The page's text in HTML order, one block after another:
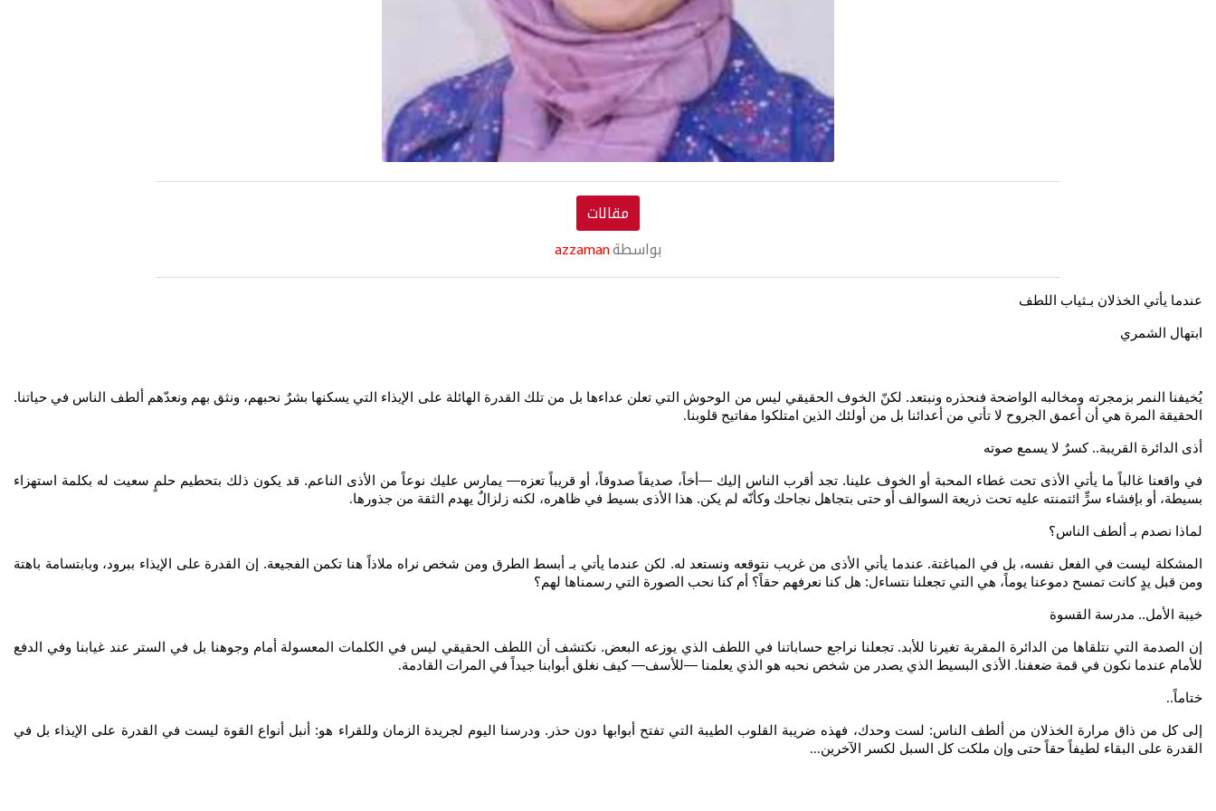
مقالات
بواسطةazzaman
عندما يأتي الخذلان بـثياب اللطف
ابتهال الشمري
يُخيفنا النمر بزمجرته ومخالبه الواضحة فنحذره ونبتعد. لكنّ الخوف الحقيقي ليس من الوحوش التي تعلن عداءها بل من تلك القدرة الهائلة على الإيذاء التي يسكنها بشرٌ نحبهم، ونثق بهم ونعدّهم ألطف الناس في حياتنا.
الحقيقة المرة هي أن أعمق الجروح لا تأتي من أعدائنا بل من أولئك الذين امتلكوا مفاتيح قلوبنا.
أذى الدائرة القريبة.. كسرٌ لا يسمع صوته
في واقعنا غالباً ما يأتي الأذى تحت غطاء المحبة أو الخوف علينا. تجد أقرب الناس إليك —أخاً، صديقاً صدوقاً، أو قريباً تعزه— يمارس عليك نوعاً من الأذى الناعم. قد يكون ذلك بتحطيم حلمٍ سعيت له بكلمة استهزاء
بسيطة، أو بإفشاء سرٍّ ائتمنته عليه تحت ذريعة السوالف أو حتى بتجاهل نجاحك وكأنّه لم يكن. هذا الأذى بسيط في ظاهره، لكنه زلزالٌ يهدم الثقة من جذورها.
لماذا نصدم بـ ألطف الناس؟
المشكلة ليست في الفعل نفسه، بل في المباغتة. عندما يأتي الأذى من غريب نتوقعه ونستعد له. لكن عندما يأتي بـ أبسط الطرق ومن شخص نراه ملاذاً هنا تكمن الفجيعة. إن القدرة على الإيذاء ببرود، وبابتسامة باهتة
ومن قبل يدٍ كانت تمسح دموعنا يوماً، هي التي تجعلنا نتساءل: هل كنا نعرفهم حقاً؟ أم كنا نحب الصورة التي رسمناها لهم؟
خيبة الأمل.. مدرسة القسوة
إن الصدمة التي نتلقاها من الدائرة المقربة تغيرنا للأبد. تجعلنا نراجع حساباتنا في اللطف الذي يوزعه البعض. نكتشف أن اللطف الحقيقي ليس في الكلمات المعسولة أمام وجوهنا بل في الستر عند غيابنا وفي الدفع
للأمام عندما نكون في قمة ضعفنا. الأذى البسيط الذي يصدر من شخص نحبه هو الذي يعلمنا —للأسف— كيف نغلق أبوابنا جيداً في المرات القادمة.
ختاماً..
إلى كل من ذاق مرارة الخذلان من ألطف الناس: لست وحدك، فهذه ضريبة القلوب الطيبة التي تفتح أبوابها دون حذر. ودرسنا اليوم لجريدة الزمان وللقراء هو: أنبل أنواع القوة ليست في القدرة على الإيذاء بل في
القدرة على البقاء لطيفاً حقاً حتى وإن ملكت كل السبل لكسر الآخرين...